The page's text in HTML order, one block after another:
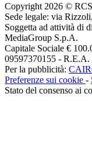
Copyright 2026 ©
Sede legale: via
Soggetta ad attività di
MediaGroup S.p.A.
Capitale Sociale €
09597370155 -
Per la pubblicità:
Preferenze sui cookie -
Stato del consenso ai